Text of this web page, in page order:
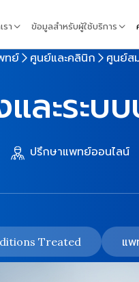
รา ข้อมูลสำหรับผู้ใช้บริการ
ทย์ ศูนย์และคลินิก ศูนย์ส
ละระบบ
ปรึกษาแพทย์ออนไลน์
Treated แ